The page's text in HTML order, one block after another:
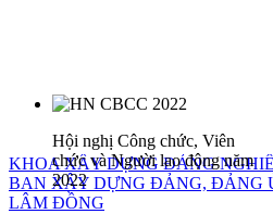
KHOA XÂY DỰNG ĐẢNG
BAN XÂY DỰNG ĐẢNG, ĐẢNG
LÂM ĐỒNG
Hội nghị Công chức, Viên
chức và Người lao động năm
2022